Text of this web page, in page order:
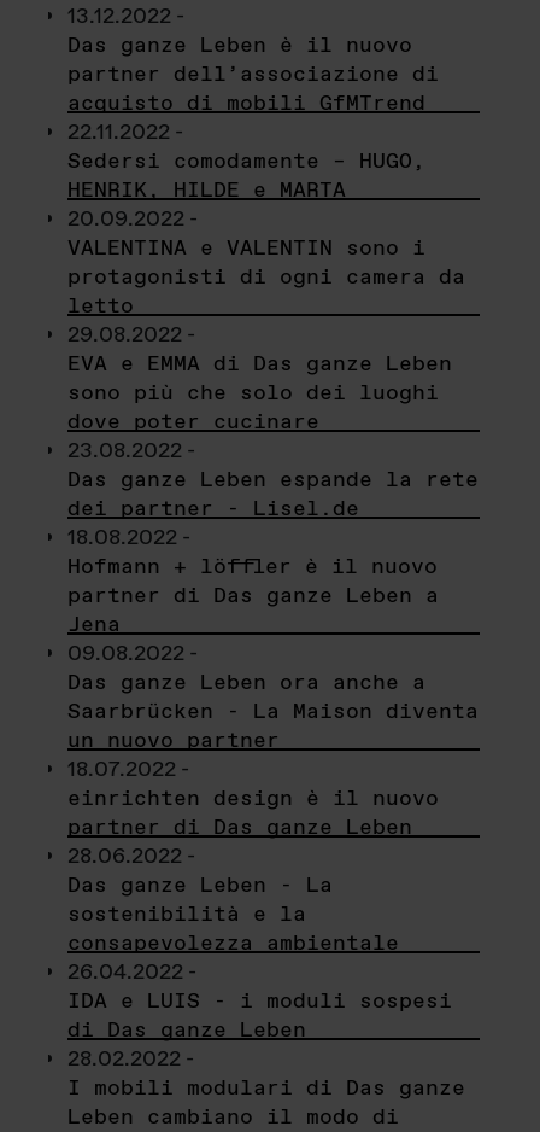
13.12.2022 -
Das ganze Leben è il nuovo
partner dell’associazione di
acquisto di mobili GfMTrend
22.11.2022 -
Sedersi comodamente – HUGO,
HENRIK, HILDE e MARTA
20.09.2022 -
VALENTINA e VALENTIN sono i
protagonisti di ogni camera da
letto
29.08.2022 -
EVA e EMMA di Das ganze Leben
sono più che solo dei luoghi
dove poter cucinare
23.08.2022 -
Das ganze Leben espande la rete
dei partner - Lisel.de
18.08.2022 -
Hofmann + löffler è il nuovo
partner di Das ganze Leben a
Jena
09.08.2022 -
Das ganze Leben ora anche a
Saarbrücken - La Maison diventa
un nuovo partner
18.07.2022 -
einrichten design è il nuovo
partner di Das ganze Leben
28.06.2022 -
Das ganze Leben - La
sostenibilità e la
consapevolezza ambientale
26.04.2022 -
IDA e LUIS - i moduli sospesi
di Das ganze Leben
28.02.2022 -
I mobili modulari di Das ganze
Leben cambiano il modo di